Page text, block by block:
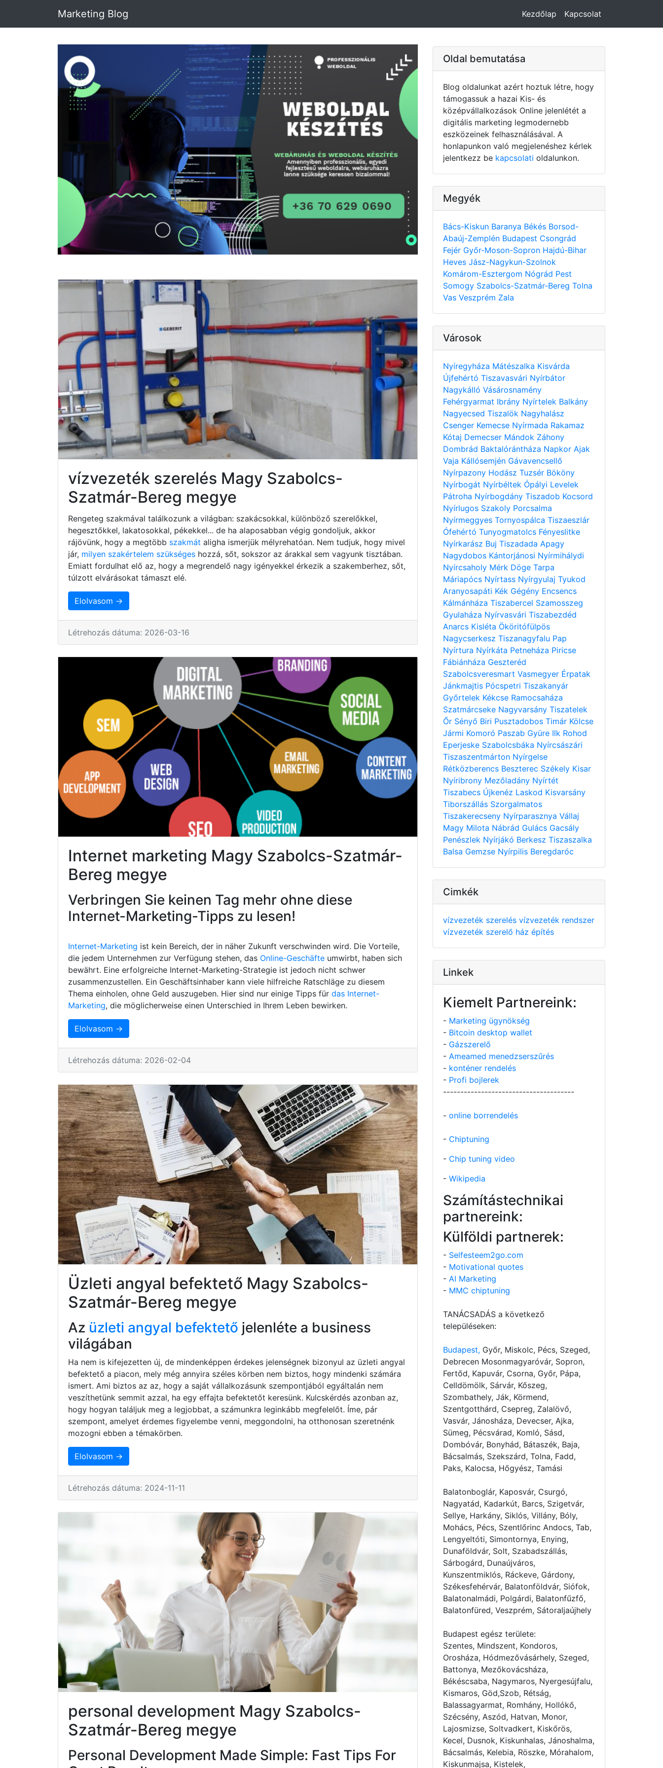
Marketing Blog Kezdőlap Kapcsolat
vízvezeték szerelés Magy Szabolcs-
Szatmár-Bereg megye
Rengeteg szakmával találkozunk a világban: szakácsokkal, különböző szerelőkkel,
hegesztőkkel, lakatosokkal, pékekkel... de ha alaposabban végig gondoljuk, akkor
rájövünk, hogy a megtöbb szakmát aligha ismerjük mélyrehatóan. Nem tudjuk, hogy mivel
jár, milyen szakértelem szükséges hozzá, sőt, sokszor az árakkal sem vagyunk tisztában.
Emiatt fordulhat elő az, hogy a megrendelő nagy igényekkel érkezik a szakemberhez, sőt,
túlzott elvárásokat támaszt elé.
Elolvasom →
Létrehozás dátuma: 2026-03-16
Internet marketing Magy Szabolcs-Szatmár-
Bereg megye
Verbringen Sie keinen Tag mehr ohne diese
Internet-Marketing-Tipps zu lesen!
Internet-Marketing ist kein Bereich, der in näher Zukunft verschwinden wird. Die Vorteile,
die jedem Unternehmen zur Verfügung stehen, das Online-Geschäfte umwirbt, haben sich
bewährt. Eine erfolgreiche Internet-Marketing-Strategie ist jedoch nicht schwer
zusammenzustellen. Ein Geschäftsinhaber kann viele hilfreiche Ratschläge zu diesem
Thema einholen, ohne Geld auszugeben. Hier sind nur einige Tipps für das Internet-
Marketing, die möglicherweise einen Unterschied in Ihrem Leben bewirken.
Elolvasom →
Létrehozás dátuma: 2026-02-04
Üzleti angyal befektető Magy Szabolcs-
Szatmár-Bereg megye
Az üzleti angyal befektető jelenléte a business
világában
Ha nem is kifejezetten új, de mindenképpen érdekes jelenségnek bizonyul az üzleti angyal
befektető a piacon, mely még annyira széles körben nem biztos, hogy mindenki számára
ismert. Ami biztos az az, hogy a saját vállalkozásunk szempontjából egyáltalán nem
veszíthetünk semmit azzal, ha egy effajta befektetőt keresünk. Kulcskérdés azonban az,
hogy hogyan találjuk meg a legjobbat, a számunkra leginkább megfelelőt. Íme, pár
szempont, amelyet érdemes figyelembe venni, meggondolni, ha otthonosan szeretnénk
mozogni ebben a témakörben.
Elolvasom →
Létrehozás dátuma: 2024-11-11
personal development Magy Szabolcs-
Szatmár-Bereg megye
Personal Development Made Simple: Fast Tips For
Oldal bemutatása
Blog oldalunkat azért hoztuk létre, hogy
támogassuk a hazai Kis- és
középvállalkozások Online jelenlétét a
digitális marketing legmodernebb
eszközeinek felhasználásával. A
honlapunkon való megjelenéshez kérlek
jelentkezz be kapcsolati oldalunkon.
Megyék
Bács-Kiskun Baranya Békés Borsod-
Abaúj-Zemplén Budapest Csongrád
Fejér Győr-Moson-Sopron Hajdú-Bihar
Heves Jász-Nagykun-Szolnok
Komárom-Esztergom Nógrád Pest
Somogy Szabolcs-Szatmár-Bereg Tolna
Vas Veszprém Zala
Városok
Nyíregyháza Mátészalka Kisvárda
Újfehértó Tiszavasvári Nyírbátor
Nagykálló Vásárosnamény
Fehérgyarmat Ibrány Nyírtelek Balkány
Nagyecsed Tiszalök Nagyhalász
Csenger Kemecse Nyírmada Rakamaz
Kótaj Demecser Mándok Záhony
Dombrád Baktalórántháza Napkor Ajak
Vaja Kállósemjén Gávavencsellő
Nyírpazony Hodász Tuzsér Bököny
Nyírbogát Nyírbéltek Ópályi Levelek
Pátroha Nyírbogdány Tiszadob Kocsord
Nyírlugos Szakoly Porcsalma
Nyírmeggyes Tornyospálca Tiszaeszlár
Ófehértó Tunyogmatolcs Fényeslitke
Nyírkarász Buj Tiszadada Apagy
Nagydobos Kántorjánosi Nyírmihálydi
Nyírcsaholy Mérk Döge Tarpa
Máriapócs Nyírtass Nyírgyulaj Tyukod
Aranyosapáti Kék Gégény Encsencs
Kálmánháza Tiszabercel Szamosszeg
Gyulaháza Nyírvasvári Tiszabezdéd
Anarcs Kisléta Ököritófülpös
Nagycserkesz Tiszanagyfalu Pap
Nyírtura Nyírkáta Petneháza Piricse
Fábiánháza Geszteréd
Szabolcsveresmart Vasmegyer Érpatak
Jánkmajtis Pócspetri Tiszakanyár
Győrtelek Kékcse Ramocsaháza
Szatmárcseke Nagyvarsány Tiszatelek
Őr Sényő Biri Pusztadobos Timár Kölcse
Jármi Komoró Paszab Gyüre Ilk Rohod
Eperjeske Szabolcsbáka Nyírcsászári
Tiszaszentmárton Nyírgelse
Rétközberencs Beszterec Székely Kisar
Nyíribrony Mezőladány Nyírtét
Tiszabecs Újkenéz Laskod Kisvarsány
Tiborszállás Szorgalmatos
Tiszakerecseny Nyírparasznya Vállaj
Magy Milota Nábrád Gulács Gacsály
Penészlek Nyírjákó Berkesz Tiszaszalka
Balsa Gemzse Nyírpilis Beregdaróc
Cimkék
vízvezeték szerelés vízvezeték rendszer
vízvezeték szerelő ház építés
Linkek
Kiemelt Partnereink:
- Marketing ügynökség
- Bitcoin desktop wallet
- Gázszerelő
- Ameamed menedzserszűrés
- konténer rendelés
- Profi bojlerek
--------------------------------------
- online borrendelés
- Chiptuning
- Chip tuning video
- Wikipedia
Számítástechnikai
partnereink:
Külföldi partnerek:
- Selfesteem2go.com
- Motivational quotes
- AI Marketing
- MMC chiptuning
TANÁCSADÁS a következő
településeken:
Budapest, Győr, Miskolc, Pécs, Szeged,
Debrecen Mosonmagyaróvár, Sopron,
Fertőd, Kapuvár, Csorna, Győr, Pápa,
Celldömölk, Sárvár, Kőszeg,
Szombathely, Ják, Körmend,
Szentgotthárd, Csepreg, Zalalövő,
Vasvár, Jánosháza, Devecser, Ajka,
Sümeg, Pécsvárad, Komló, Sásd,
Dombóvár, Bonyhád, Bátaszék, Baja,
Bácsalmás, Szekszárd, Tolna, Fadd,
Paks, Kalocsa, Hőgyész, Tamási
Balatonboglár, Kaposvár, Csurgó,
Nagyatád, Kadarkút, Barcs, Szigetvár,
Sellye, Harkány, Siklós, Villány, Bóly,
Mohács, Pécs, Szentlőrinc Andocs, Tab,
Lengyeltóti, Simontornya, Enying,
Dunaföldvár, Solt, Szabadszállás,
Sárbogárd, Dunaújváros,
Kunszentmiklós, Ráckeve, Gárdony,
Székesfehérvár, Balatonföldvár, Siófok,
Balatonalmádi, Polgárdi, Balatonfűzfő,
Balatonfüred, Veszprém, Sátoraljaújhely
Budapest egész területe:
Szentes, Mindszent, Kondoros,
Orosháza, Hódmezővásárhely, Szeged,
Battonya, Mezőkovácsháza,
Békéscsaba, Nagymaros, Nyergesújfalu,
Kismaros, Göd,Szob, Rétság,
Balassagyarmat, Romhány, Hollókő,
Szécsény, Aszód, Hatvan, Monor,
Lajosmizse, Soltvadkert, Kiskőrös,
Kecel, Dusnok, Kiskunhalas, Jánoshalma,
Bácsalmás, Kelebia, Röszke, Mórahalom,
Kiskunmajsa, Kistelek,